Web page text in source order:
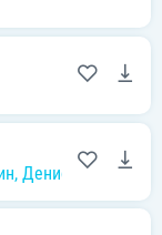
, Денис Клявер